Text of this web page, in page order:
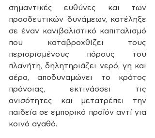
σημαντικές ευθύνες και των
προοδευτικών δυνάμεων, κατέληξε
σε έναν κανιβαλιστικό καπιταλισμό
που καταβροχθίζει τους
περιορισμένους πόρους του
πλανήτη, δηλητηριάζει νερό, γη και
αέρα, αποδυναμώνει το κράτος
πρόνοιας, εκτινάσσει τις
ανισότητες και μετατρέπει την
παιδεία σε εμπορικό προϊόν αντί για
κοινό αγαθό.